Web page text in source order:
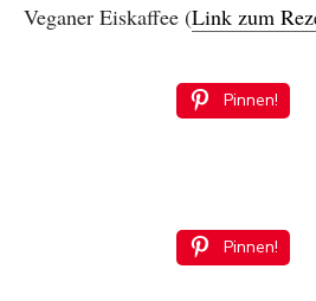
Veganer Eiskaffee (Link zum
Pinnen!
Pinnen!